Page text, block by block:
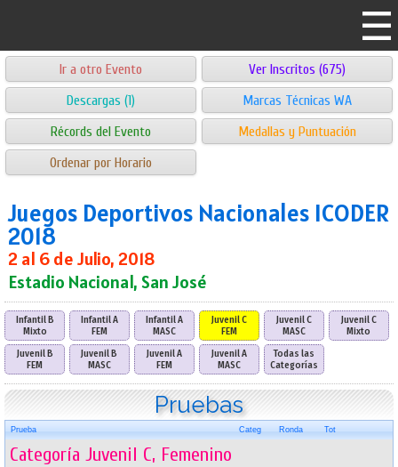
Ir a otro Evento
Ver Inscritos (675)
Descargas (1)
Marcas Técnicas WA
Récords del Evento
Medallas y Puntuación
Ordenar por Horario
Juegos Deportivos Nacionales ICODER
2018
2 al 6 de Julio, 2018
Estadio Nacional, San José
Infantil B
Mixto
Infantil A
FEM
Infantil A
MASC
Juvenil C
FEM
Juvenil C
MASC
Juvenil C
Mixto
Juvenil B
FEM
Juvenil B
MASC
Juvenil A
FEM
Juvenil A
MASC
Todas las
Categorías
Pruebas
Prueba Categ Ronda Tot
Categoría Juvenil C, Femenino